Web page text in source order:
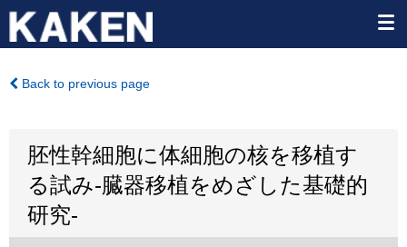
Back to previous page
胚性幹細胞に体細胞の核を移植す
る試み-臓器移植をめざした基礎的
研究-